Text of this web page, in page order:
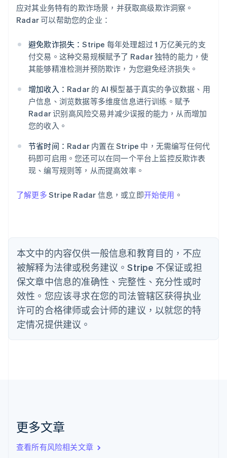
应对其业务特有的欺诈场景，并获取高级欺诈洞察。
Radar 可以帮助您的企业：
避免欺诈损失：Stripe 每年处理超过 1 万亿美元的支
付交易。这种交易规模赋予了 Radar 独特的能力，使
其能够精准检测并预防欺诈，为您避免经济损失。
增加收入： Radar 的 AI 模型基于真实的争议数据、用
户信息、浏览数据等多维度信息进行训练。赋予
Radar 识别高风险交易并减少误报的能力，从而增加
您的收入。
节省时间： Radar 内置在 Stripe 中，无需编写任何代
码即可启用。您还可以在同一个平台上监控反欺诈表
现、编写规则等，从而提高效率。
了解更多 Stripe Radar 信息，或立即开始使用 。
本文中的内容仅供一般信息和教育目的，不应
被解释为法律或税务建议。Stripe 不保证或担
保文章中信息的准确性、完整性、充分性或时
效性。您应该寻求在您的司法管辖区获得执业
许可的合格律师或会计师的建议，以就您的特
定情况提供建议。
更多文章
查看所有风险相关文章
阿联酋
爱尔兰
English
爱沙尼亚
English
奥地利
澳大利亚
English
巴西
保加利亚
English
丹麦
English
德国
DeutschEnglish
法国
FrançaisEnglish
芬兰
EnglishSvenska
English
English